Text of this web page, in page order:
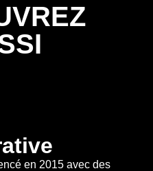
en 2015 avec des